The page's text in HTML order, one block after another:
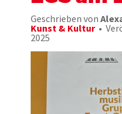
Geschrieben von
Kunst & Kultur
2025